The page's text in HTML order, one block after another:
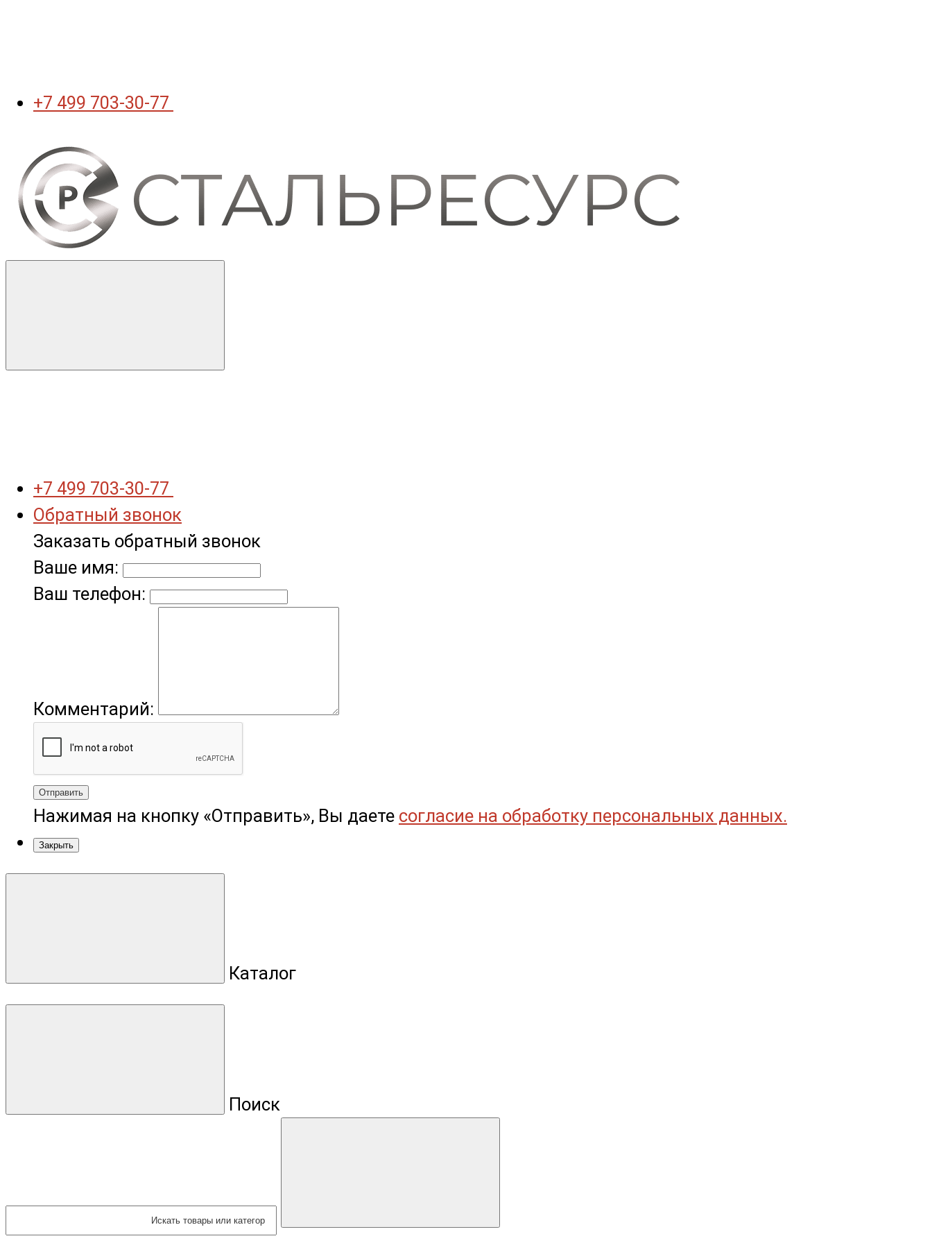
+7 499 703-30-77
+7 499 703-30-77
Обратный звонок
Заказать обратный звонок
Ваше имя:
Ваш телефон:
Комментарий:
Отправить
Нажимая на кнопку «Отправить», Вы даете согласие на обработку персональных данных.
Закрыть
Каталог
Поиск